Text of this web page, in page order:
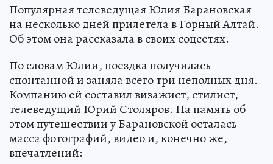
Популярная телеведущая Юлия Барановская
на несколько дней прилетела в Горный Алтай.
Об этом она рассказала в своих соцсетях.
По словам Юлии, поездка получилась
спонтанной и заняла всего три неполных дня.
Компанию ей составил визажист, стилист,
телеведущий Юрий Столяров. На память об
этом путешествии у Барановской осталась
масса фотографий, видео и, конечно же,
впечатлений: